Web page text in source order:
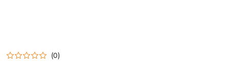
(0)